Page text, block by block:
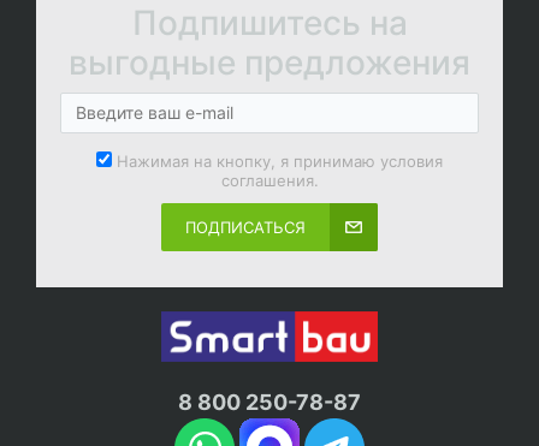
Подпишитесь на
выгодные предложения
Нажимая на кнопку, я принимаю условия
соглашения.
ПОДПИСАТЬСЯ
8 800 250-78-87